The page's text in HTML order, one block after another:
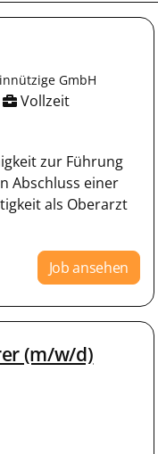
GmbH
Vollzeit
zur Führung
Abschluss einer
als Oberarzt
Job ansehen
(m/w/d)